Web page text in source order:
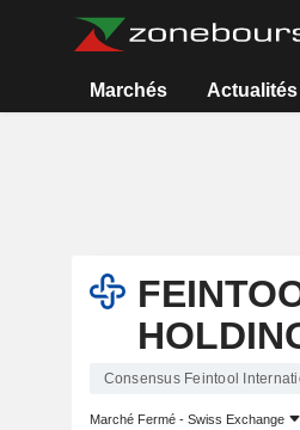
Marchés Actualités
Consensus Feintool
Marché Fermé - Swiss Exchange